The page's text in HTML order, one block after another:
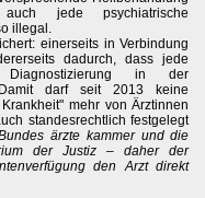
jede psychiatrische
illegal.
einerseits in Verbindung
dadurch, dass jede
Diagnostizierung in der
Damit darf seit 2013 keine
mehr von Ärztinnen
standesrechtlich festgelegt
ärzte kammer und die
der Justiz – daher der
den Arzt direkt